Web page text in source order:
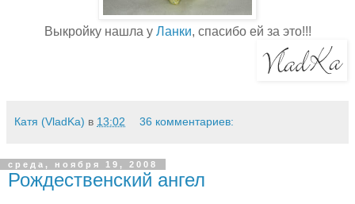
Выкройку нашла у Ланки, спасибо ей за это!!!
Катя (VladKa) в 13:02 36 комментариев:
среда, ноября 19, 2008
Рождественский ангел